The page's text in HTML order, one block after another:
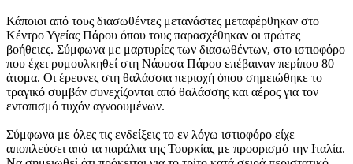
Κάποιοι από τους διασωθέντες μετανάστες μεταφέρθηκαν στο
Κέντρο Υγείας Πάρου όπου τους παρασχέθηκαν οι πρώτες
βοήθειες. Σύμφωνα με μαρτυρίες των διασωθέντων, στο ιστιοφόρο
που έχει ρυμουλκηθεί στη Νάουσα Πάρου επέβαιναν περίπου 80
άτομα. Οι έρευνες στη θαλάσσια περιοχή όπου σημειώθηκε το
τραγικό συμβάν συνεχίζονται από θαλάσσης και αέρος για τον
εντοπισμό τυχόν αγνοουμένων.
Σύμφωνα με όλες τις ενδείξεις το εν λόγω ιστιοφόρο είχε
αποπλεύσει από τα παράλια της Τουρκίας με προορισμό την Ιταλία.